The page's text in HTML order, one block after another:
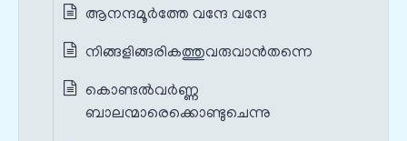
ആനന്ദമൂർത്തേ വന്ദേ വന്ദേ
നിങ്ങളിങ്ങരികത്തുവരുവാൻതന്നെ
കൊണ്ടൽവർണ്ണ
ബാലന്മാരെക്കൊണ്ടുചെന്നു